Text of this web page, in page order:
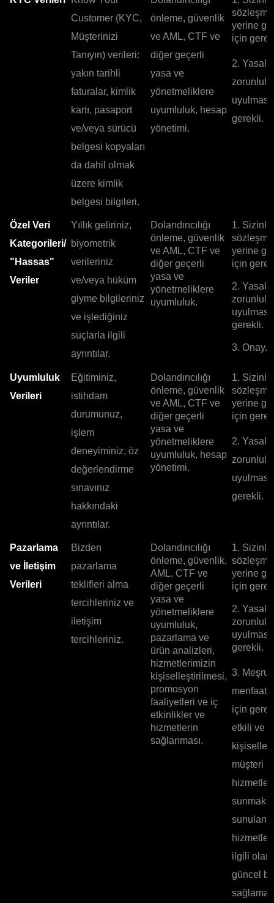
Customer (KYC,
Müşterinizi
Tanıyın) verileri:
yakın tarihli
faturalar, kimlik
kartı, pasaport
ve/veya sürücü
belgesi kopyaları
da dahil olmak
üzere kimlik
belgesi bilgileri.
önleme, güvenlik
ve AML, CTF ve
diğer geçerli
yasa ve
yönetmeliklere
uyumluluk, hesap
yönetimi.
yerine
için
2. Yasal
gerekli.
Özel Veri
Kategorileri/
"Hassas"
Veriler
Yıllık geliriniz,
biyometrik
verileriniz
ve/veya hüküm
giyme bilgileriniz
ve işlediğiniz
suçlarla ilgili
ayrıntılar.
Dolandırıcılığı
önleme, güvenlik
ve AML, CTF ve
diğer geçerli
yasa ve
yönetmeliklere
uyumluluk.
1.
yerine
için
2. Yasal
gerekli.
3. Onay.
Uyumluluk
Verileri
Eğitiminiz,
istihdam
durumunuz,
işlem
deneyiminiz, öz
değerlendirme
sınavınız
hakkındaki
ayrıntılar.
Dolandırıcılığı
önleme, güvenlik
ve AML, CTF ve
diğer geçerli
yasa ve
yönetmeliklere
uyumluluk, hesap
yönetimi.
1.
yerine
için
2. Yasal
gerekli.
Pazarlama
ve İletişim
Verileri
Bizden
pazarlama
teklifleri alma
tercihleriniz ve
iletişim
tercihleriniz.
Dolandırıcılığı
önleme, güvenlik,
AML, CTF ve
diğer geçerli
yasa ve
yönetmeliklere
uyumluluk,
pazarlama ve
ürün analizleri,
hizmetlerimizin
kişiselleştirilmesi,
promosyon
faaliyetleri ve iç
etkinlikler ve
hizmetlerin
sağlanması.
1.
yerine
için
2. Yasal
gerekli.
3. Meşru
için
etkili ve
müşteri
hizmetleri
sunmak
sunulan
ilgili
güncel